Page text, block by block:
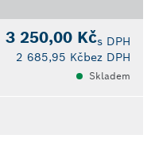
3 250,00 Kčs DPH
2 685,95 Kčbez DPH
Skladem